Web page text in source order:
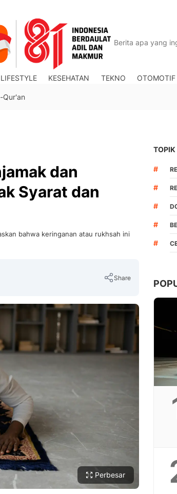
LIFESTYLE KESEHATAN TEKNO OTOMOTIF
Qur'an
dan
Syarat dan
bahwa keringanan atau rukhsah ini
Share
Perbesar
TOPIK
#
#
#
#
#